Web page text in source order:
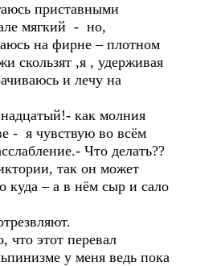
приставными
мягкий - но,
на фирне – плотном
скользят ,я , удерживая
и лечу на
как молния
- я чувствую во всём
Что делать??
так он может
куда – а в нём сыр и сало
что этот перевал
у меня ведь пока